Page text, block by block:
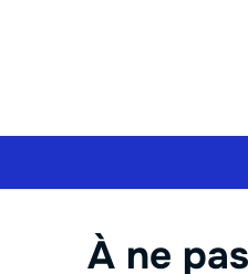
À ne